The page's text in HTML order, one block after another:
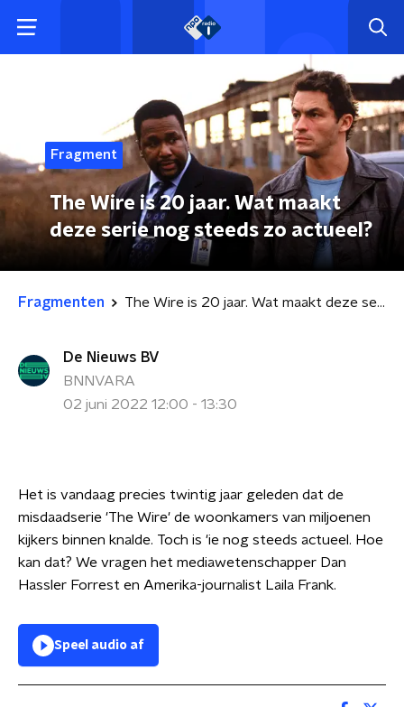
Fragment
The Wire is 20 jaar. Wat maakt
deze serie nog steeds zo actueel?
Fragmenten The Wire is 20 jaar. Wat maakt deze serie nog steeds zo actueel?
De Nieuws BV
BNNVARA
02 juni 2022 12:00 - 13:30
Het is vandaag precies twintig jaar geleden dat de
misdaadserie 'The Wire' de woonkamers van miljoenen
kijkers binnen knalde. Toch is 'ie nog steeds actueel. Hoe
kan dat? We vragen het mediawetenschapper Dan
Hassler Forrest en Amerika-journalist Laila Frank.
Speel audio af